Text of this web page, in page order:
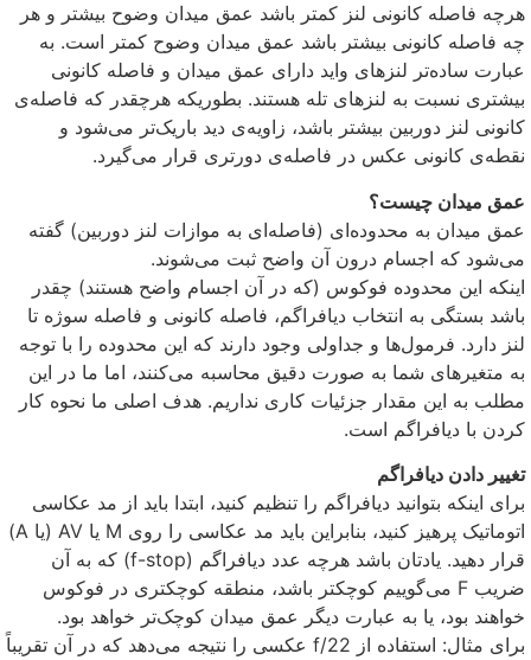
هرچه فاصله کانونی لنز کمتر باشد عمق میدان وضوح بیشتر و هر
چه فاصله کانونی بیشتر باشد عمق میدان وضوح کمتر است. به
عبارت ساده‌تر لنزهای واید دارای عمق میدان و فاصله کانونی
بیشتری نسبت به لنزهای تله هستند. بطوریکه هرچقدر که فاصله‌ی
کانونی لنز دوربین بیشتر باشد، زاویه‌ی دید باریک‌تر می‌شود و
نقطه‌ی کانونی عکس در فاصله‌ی دورتری قرار می‌گیرد.
عمق میدان چیست؟
عمق میدان به محدوده‌ای (فاصله‌ای به موازات لنز دوربین) گفته
می‌شود که اجسام درون آن واضح ثبت می‌شوند.
اینکه این محدوده فوکوس (که در آن اجسام واضح هستند) چقدر
باشد بستگی به انتخاب دیافراگم، فاصله کانونی و فاصله سوژه تا
لنز دارد. فرمول‌ها و جداولی وجود دارند که این محدوده را با توجه
به متغیر‌های شما به صورت دقیق محاسبه می‌کنند، اما ما در این
مطلب به این مقدار جزئیات کاری نداریم. هدف اصلی ما نحوه کار
کردن با دیافراگم است.
تغییر دادن دیافراگم
برای اینکه بتوانید دیافراگم را تنظیم کنید، ابتدا باید از مد عکاسی
اتوماتیک پرهیز کنید، بنابراین باید مد عکاسی را روی M یا AV (یا A)
قرار دهید. یادتان باشد هرچه عدد دیافراگم (f-stop) که به آن
ضریب F می‌گوییم کوچکتر باشد، منطقه کوچکتری در فوکوس
خواهند بود، یا به عبارت دیگر عمق میدان کوچک‌تر خواهد بود.
برای مثال: استفاده از f/22 عکسی را نتیجه می‌دهد که در آن تقریباً